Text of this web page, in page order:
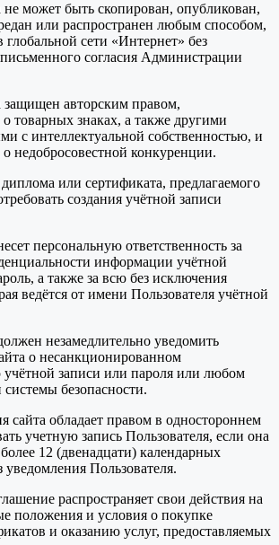
может быть скопирован, опубликован,
или распространен любым способом,
сети «Интернет» без
согласия Администрации
защищен авторским правом,
о товарных знаках, а также другими
с интеллектуальной собственностью, и
о недобросовестной конкуренции.
или сертификата, предлагаемого
создания учётной записи
персональную ответственность за
информации учётной
а также за всю без исключения
ведётся от имени Пользователя учётной
незамедлительно уведомить
о несанкционированном
учётной записи или пароля или любом
безопасности.
сайта обладает правом в одностороннем
учетную запись Пользователя, если она
12 (двенадцати) календарных
уведомления Пользователя.
распространяет свои действия на
положения и условия о покупке
и оказанию услуг, предоставляемых